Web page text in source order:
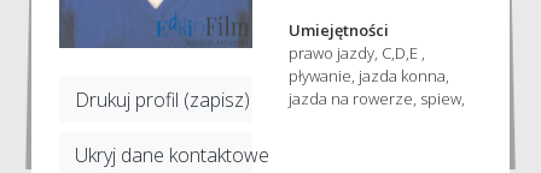
Drukuj profil (zapisz)
Ukryj dane kontaktowe
Umiejętności
prawo jazdy, C,D,E ,
pływanie, jazda konna,
jazda na rowerze, spiew,